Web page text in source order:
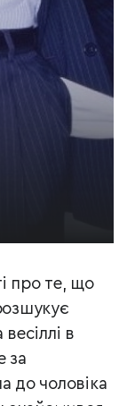
про те, що
в
за
до чоловіка